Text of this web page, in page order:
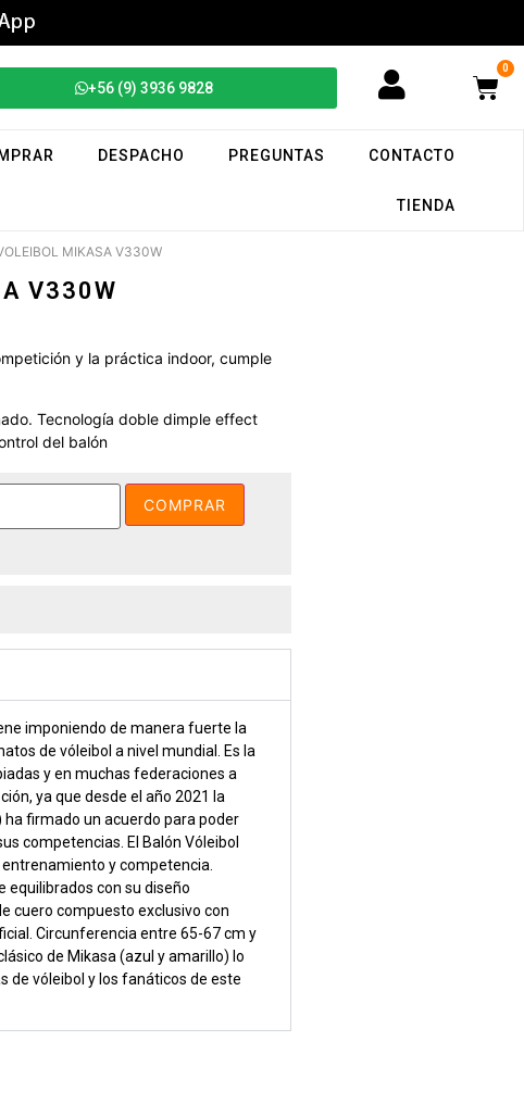
+56 (9) 3936 9828
0
DESPACHO PREGUNTAS CONTACTO
TIENDA
MIKASA V330W
V330W
y la práctica indoor, cumple
Tecnología doble dimple effect
del balón
COMPRAR
imponiendo de manera fuerte la
de vóleibol a nivel mundial. Es la
y en muchas federaciones a
ya que desde el año 2021 la
ha firmado un acuerdo para poder
competencias. El Balón Vóleibol
y competencia.
con su diseño
cuero compuesto exclusivo con
Circunferencia entre 65-67 cm y
de Mikasa (azul y amarillo) lo
de vóleibol y los fanáticos de este